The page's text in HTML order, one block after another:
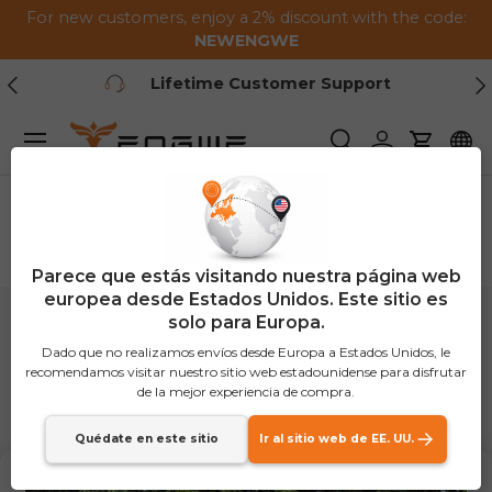
Saltar al contenido
For new customers, enjoy a 2% discount with the code:
NEWENGWE
Anterior
Lifetime Customer Support
BuscarIniciar sesión
Carrito
Menú
+33 805980036
Parece que estás visitando nuestra página web
europea desde Estados Unidos. Este sitio es
solo para Europa.
Dado que no realizamos envíos desde Europa a Estados Unidos, le
recomendamos visitar nuestro sitio web estadounidense para disfrutar
de la mejor experiencia de compra.
Quédate en este sitio Ir al sitio web de EE. UU.